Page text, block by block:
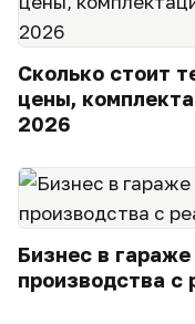
Сколько стоит
цены,
2026
Бизнес в
производства